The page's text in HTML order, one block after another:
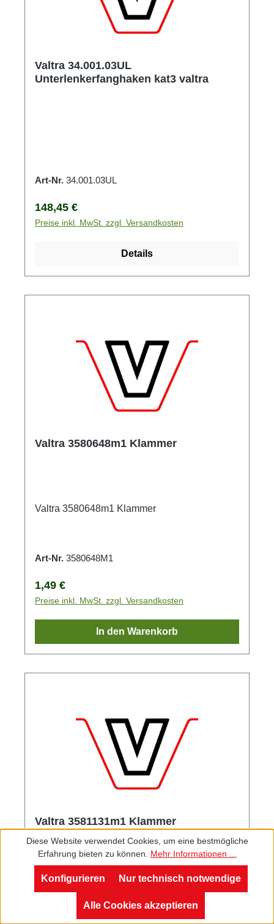
Valtra 34.001.03UL
Unterlenkerfanghaken kat3 valtra
Art-Nr. 34.001.03UL
Regulärer Preis:
148,45 €
Preise inkl. MwSt. zzgl. Versandkosten
Details
Valtra 3580648m1 Klammer
Valtra 3580648m1 Klammer
Art-Nr. 3580648M1
Regulärer Preis:
1,49 €
Preise inkl. MwSt. zzgl. Versandkosten
In den Warenkorb
Valtra 3581131m1 Klammer
Valtra 3581131m1 Klammer
Diese Website verwendet Cookies, um eine bestmögliche
Erfahrung bieten zu können. Mehr Informationen ...
Nur technisch notwendige
Konfigurieren
Alle Cookies akzeptieren